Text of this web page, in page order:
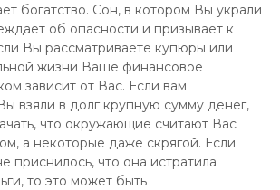
богатство. Сон, в котором Вы украли
об опасности и призывает к
Вы рассматриваете купюры или
жизни Ваше финансовое
зависит от Вас. Если вам
взяли в долг крупную сумму денег,
что окружающие считают Вас
а некоторые даже скрягой. Если
приснилось, что она истратила
то это может быть